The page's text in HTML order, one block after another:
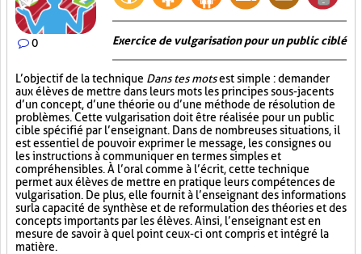
0 Exercice de vulgarisation pour un public ciblé
L’objectif de la technique Dans tes motsest simple : demander
aux élèves de mettre dans leurs mots les principes sous-jacents
d’un concept, d’une théorie ou d’une méthode de résolution de
problèmes. Cette vulgarisation doit être réalisée pour un public
cible spécifié par l’enseignant. Dans de nombreuses situations, il
est essentiel de pouvoir exprimer le message, les consignes ou
les instructions à communiquer en termes simples et
compréhensibles. À l’oral comme à l’écrit, cette technique
permet aux élèves de mettre en pratique leurs compétences de
vulgarisation. De plus, elle fournit à l’enseignant des informations
sur la capacité de synthèse et de reformulation des théories et des
concepts importants par les élèves. Ainsi, l’enseignant est en
mesure de savoir à quel point ceux-ci ont compris et intégré la
matière.